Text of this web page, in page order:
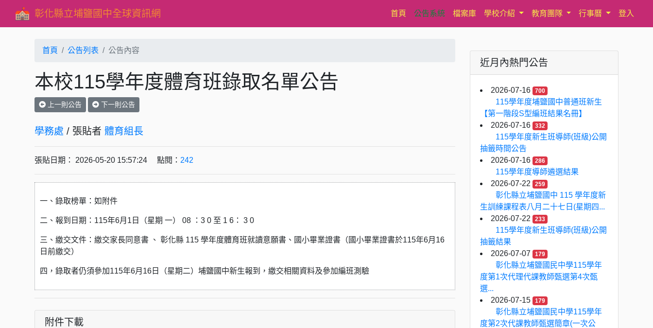
彰化縣立埔鹽國中全球資訊網 首頁(current)
公告系統 檔案庫 學校介紹 教育團隊 行事曆 登入
首頁 公告列表 公告內容
本校115學年度體育班錄取名單公告
上一則公告 下一則公告
學務處 / 張貼者 體育組長
張貼日期： 2026-05-20 15:57:24 點閱： 242
一、錄取榜單：如附件
二、報到日期：115年6月1日（星期 一） 08 ：3 0 至 1 6： 3 0
三、繳交文件：繳交家長同意書 、 彰化縣 115 學年度體育班就讀意願書、國小畢業證書（國小畢業證書於115年6月16
日前繳交）
四，錄取者仍須參加115年6月16日（星期二）埔鹽國中新生報到，繳交相關資料及參加編班測驗
附件下載
近月內熱門公告
2026-07-16 700
115學年度埔鹽國中普通班新生
【第一階段S型編班結果名冊】
2026-07-16
332
115學年度新生班導師(班級)公開
抽籤時間公告
2026-07-16
286
115學年度導師遴選結果
2026-07-22
259
彰化縣立埔鹽國中 115 學年度新
生訓練課程表八月二十七日(星期四...
2026-07-22
233
115學年度新生班導師(班級)公開
抽籤結果
2026-07-07
179
彰化縣立埔鹽國民中學115學年
度第1次代理代課教師甄選第4次甄
選...
2026-07-15
179
彰化縣立埔鹽國民中學115學年
度第2次代課教師甄選簡章(一次公